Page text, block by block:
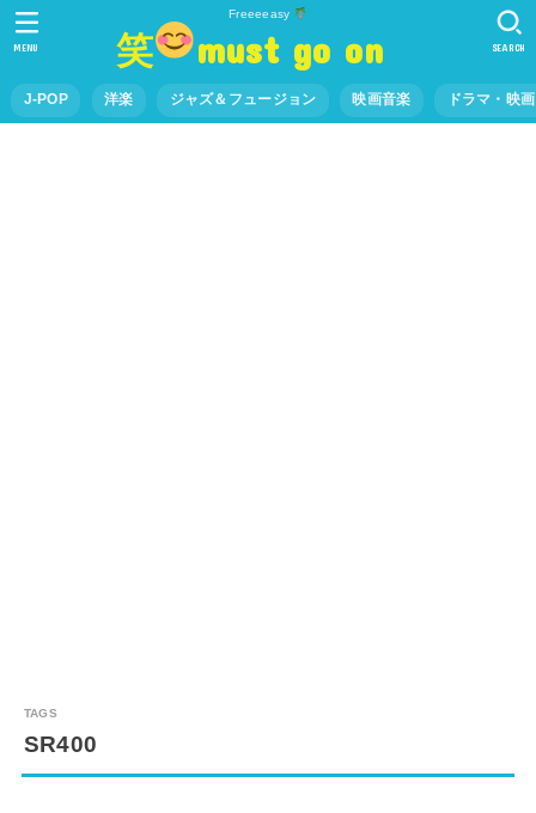
Freeeeasy
笑 must go on
J-POP 洋楽 ジャズ＆フュージョン 映画音楽 ドラマ・映
SEARCH
MENU
SR400